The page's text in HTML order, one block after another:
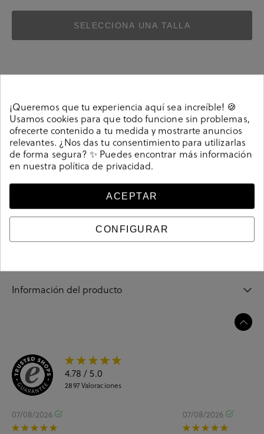
SELECCIONA UNA TALLA
Detalles
Zapatos casual Dude WALLY BRAIDED en caki. Cierre
con cordones. La plantilla es extraible. Hecho en China
Información del producto
4.78 / 5.0
2897Valoraciones
07/08/2026 07/08/2026
¡Queremos que tu experiencia aquí sea increíble! 🍪
Usamos cookies para que todo funcione sin problemas,
ofrecerte contenido a tu medida y mostrarte anuncios
relevantes. ¿Nos das tu consentimiento para utilizarlas
de forma segura? ✨ Puedes encontrar más información
en nuestra política de privacidad.
ACEPTAR
CONFIGURAR